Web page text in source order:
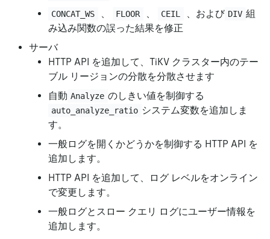
CONCAT_WS FLOOR CEIL 、および DIV 組
み込み関数の誤った結果を修正
サーバ
HTTP API を追加して、TiKV クラスター内のテー
ブル リージョンの分散を分散させます
自動 Analyze のしきい値を制御する
auto_analyze_ratio システム変数を追加しま
す。
一般ログを開くかどうかを制御する HTTP API を
追加します。
HTTP API を追加して、ログ レベルをオンライン
で変更します。
一般ログとスロー クエリ ログにユーザー情報を
追加します。